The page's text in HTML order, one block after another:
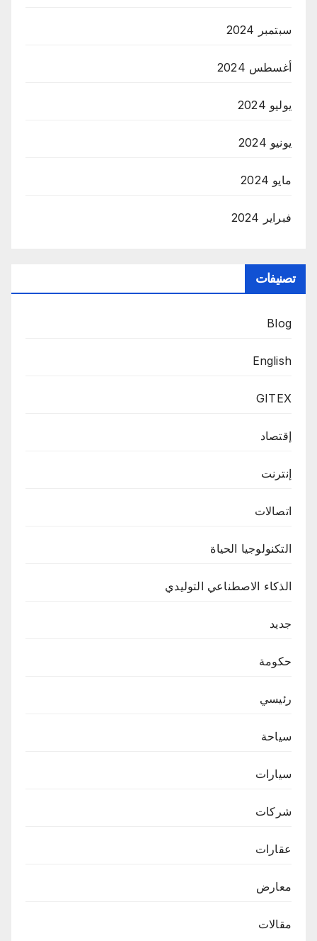
سبتمبر 2024
أغسطس 2024
يوليو 2024
يونيو 2024
مايو 2024
فبراير 2024
تصنيفات
Blog
English
GITEX
إقتصاد
إنترنت
اتصالات
التكنولوجيا الحياة
الذكاء الاصطناعي التوليدي
جديد
حكومة
رئيسي
سياحة
سيارات
شركات
عقارات
معارض
مقالات